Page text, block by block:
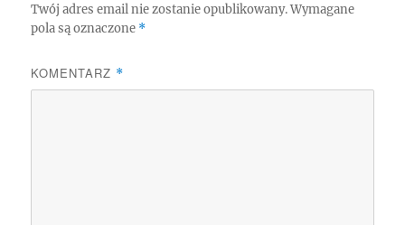
Twój adres email nie zostanie opublikowany. Wymagane
pola są oznaczone *
KOMENTARZ *